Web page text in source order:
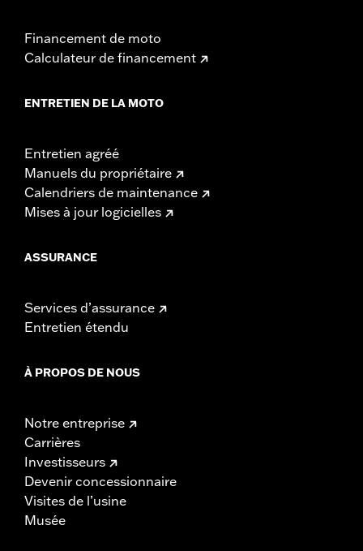
Financement de moto
Calculateur de financement
ENTRETIEN DE LA MOTO
Entretien agréé
Manuels du propriétaire
Calendriers de maintenance
Mises à jour logicielles
ASSURANCE
Services d’assurance
Entretien étendu
À PROPOS DE NOUS
Notre entreprise
Carrières
Investisseurs
Devenir concessionnaire
Visites de l’usine
Musée